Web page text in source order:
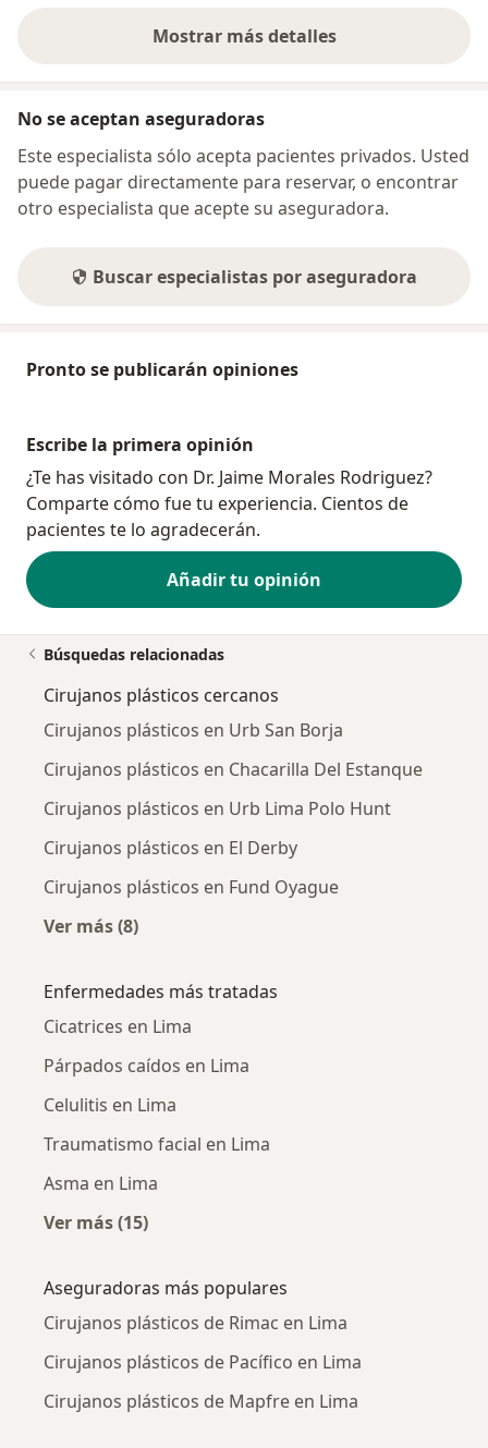
Mostrar más detalles
sobre la dirección
No se aceptan aseguradoras
Este especialista sólo acepta pacientes privados. Usted
puede pagar directamente para reservar, o encontrar
otro especialista que acepte su aseguradora.
Buscar especialistas por aseguradora
Pronto se publicarán opiniones
Escribe la primera opinión
¿Te has visitado con Dr. Jaime Morales Rodriguez?
Comparte cómo fue tu experiencia. Cientos de
pacientes te lo agradecerán.
Añadir tu opinión
Búsquedas relacionadas
Cirujanos plásticos cercanos
Cirujanos plásticos en Urb San Borja
Cirujanos plásticos en Chacarilla Del Estanque
Cirujanos plásticos en Urb Lima Polo Hunt
Cirujanos plásticos en El Derby
Cirujanos plásticos en Fund Oyague
Ver más (8)
Enfermedades más tratadas
Cicatrices en Lima
Párpados caídos en Lima
Celulitis en Lima
Traumatismo facial en Lima
Asma en Lima
Ver más (15)
Aseguradoras más populares
Cirujanos plásticos de Rimac en Lima
Cirujanos plásticos de Pacífico en Lima
Cirujanos plásticos de Mapfre en Lima